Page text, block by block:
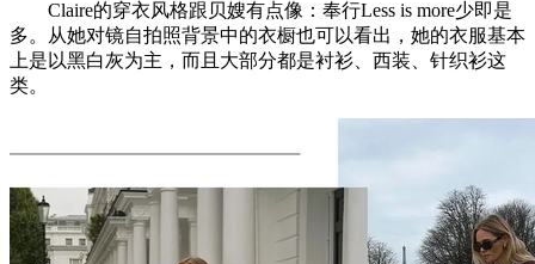
Claire的穿衣风格跟贝嫂有点像：奉行Less is more少即是
多。从她对镜自拍照背景中的衣橱也可以看出，她的衣服基本
上是以黑白灰为主，而且大部分都是衬衫、西装、针织衫这
类。